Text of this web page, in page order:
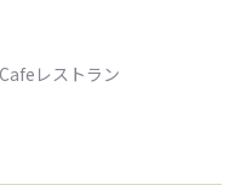
レストラン